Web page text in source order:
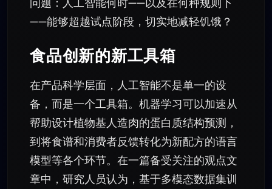
问题：人工智能何时——以及在何种规则下
——能够超越试点阶段，切实地减轻饥饿？
食品创新的新工具箱
在产品科学层面，人工智能不是单一的设
备，而是一个工具箱。机器学习可以加速从
帮助设计植物基人造肉的蛋白质结构预测，
到将食谱和消费者反馈转化为新配方的语言
模型等各个环节。在一篇备受关注的观点文
章中，研究人员认为，基于多模态数据集训